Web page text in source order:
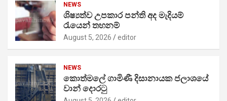
NEWS
ශිෂ්‍යත්ව උපකාර පන්ති අද මැදියම්
රැයෙන් තහනම්
August 5, 2026 editor
NEWS
කොත්මලේ ගාමිණී දිසානායක ජලාශයේ
වාන් දොරටු